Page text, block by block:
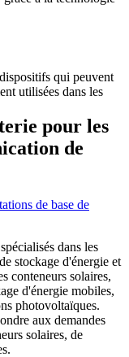
qui peuvent
utilisées dans les
pour les
de
dans les
stockage d'énergie et
conteneurs solaires,
d'énergie mobiles,
photovoltaïques.
aux demandes
solaires, de